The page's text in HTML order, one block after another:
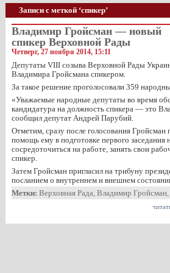
Записи с меткой ‘спикер’
Владимир Гройсман — новый
спикер Верховной Рады
Четверг, 27 ноября 2014, 15:11
Депутаты VIII созыва Верховной Рады
Владимира Гройсмана спикером.
За такое решение проголосовали 359
«Уважаемые народные депутаты во время
кандидатура на должность спикера — это
сообщил депутат Андрей Парубий.
Отметим, сразу после голосования Гройсман
помощь ему в подготовке первого
сосредоточиться на работе, занять свои
спикер.
Затем Гройсман пригласил на трибуну
посланием о внутреннем и внешнем
Метки: Верховная Рада, Владимир Гройсман,